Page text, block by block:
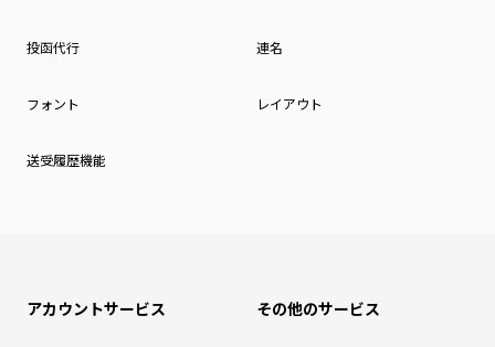
投函代行 連名
フォント レイアウト
送受履歴機能
アカウントサービス その他のサービス